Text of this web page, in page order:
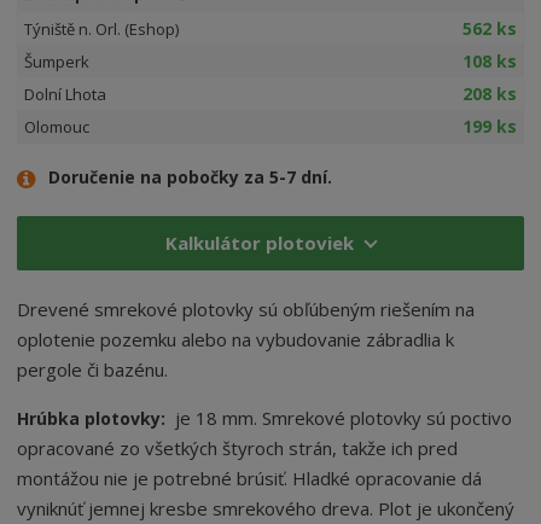
Týniště n. Orl. (Eshop)
562 ks
Šumperk 108 ks
Dolní Lhota 208 ks
Olomouc 199 ks
Doručenie na pobočky za 5-7 dní.
Kalkulátor plotoviek
Drevené smrekové plotovky sú obľúbeným riešením na
oplotenie pozemku alebo na vybudovanie zábradlia k
pergole či bazénu.
Hrúbka plotovky: je 18 mm. Smrekové plotovky sú poctivo
opracované zo všetkých štyroch strán, takže ich pred
montážou nie je potrebné brúsiť. Hladké opracovanie dá
vyniknúť jemnej kresbe smrekového dreva. Plot je ukončený